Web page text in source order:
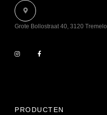
Grote Bollostraat 40, 3120 Tremelo
PRODUCTEN